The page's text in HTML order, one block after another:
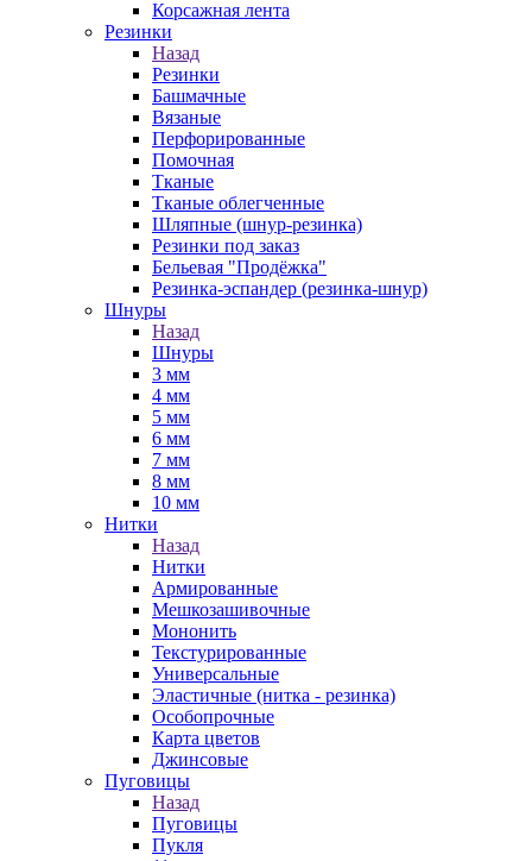
Корсажная лента
Резинки
Назад
Резинки
Башмачные
Вязаные
Перфорированные
Помочная
Тканые
Тканые облегченные
Шляпные (шнур-резинка)
Резинки под заказ
Бельевая "Продёжка"
Резинка-эспандер (резинка-шнур)
Шнуры
Назад
Шнуры
3 мм
4 мм
5 мм
6 мм
7 мм
8 мм
10 мм
Нитки
Назад
Нитки
Армированные
Мешкозашивочные
Мононить
Текстурированные
Универсальные
Эластичные (нитка - резинка)
Особопрочные
Карта цветов
Джинсовые
Пуговицы
Назад
Пуговицы
Пукля